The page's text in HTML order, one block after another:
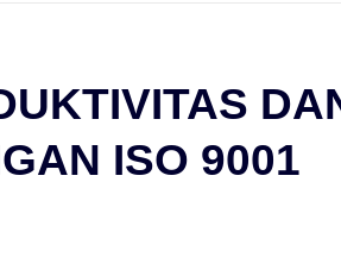
ISO 9001